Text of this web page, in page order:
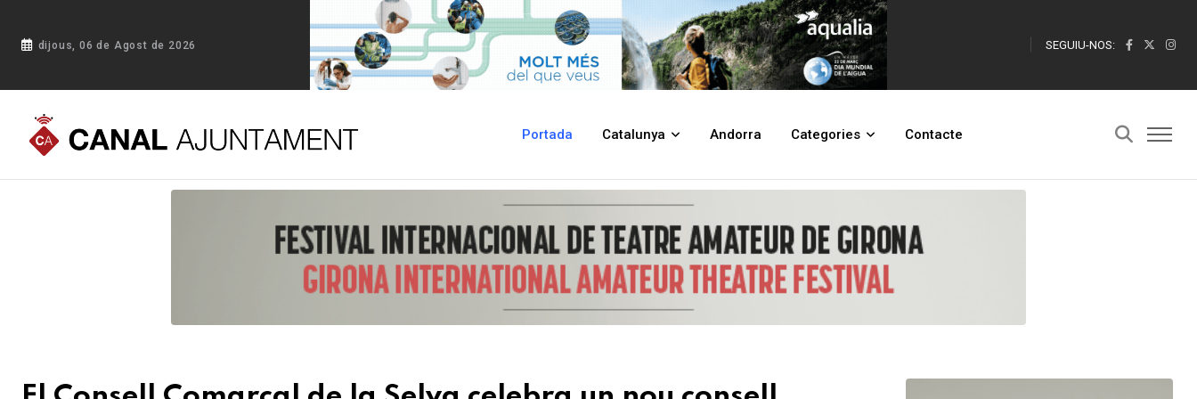
dijous, 06 de Agost de 2026 SEGUIU-NOS:
Portada Catalunya Andorra Categories Contacte
Portada Blog El Consell Comarcal de la Selva celebra un nou consell d’Alcaldies